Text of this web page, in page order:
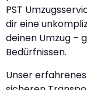
PST
dir eine
deinen Umzug –
Bedürfnissen.
Unser